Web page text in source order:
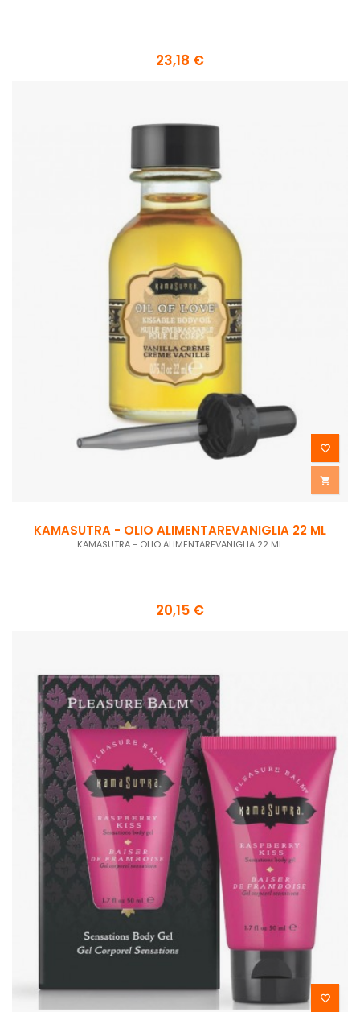
23,18 €


KAMASUTRA - OLIO ALIMENTAREVANIGLIA 22 ML
KAMASUTRA - OLIO ALIMENTAREVANIGLIA 22 ML
20,15 €
